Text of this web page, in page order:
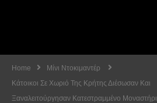
Home
Μίνι Ντοκιμαντέρ
Κάτοικοι Σε Χωριό Της Κρήτης Διέσωσαν Και
Ξαναλειτούργησαν Κατεστραμμένο Μοναστήρι